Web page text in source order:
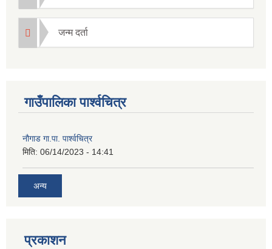
जन्म दर्ता
गाउँपालिका पार्श्वचित्र
नौगाड गा.पा. पार्श्वचित्र
मिति: 06/14/2023 - 14:41
अन्य
प्रकाशन